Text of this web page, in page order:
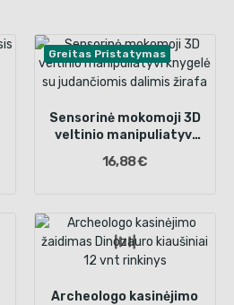
Greitas Pristatymas
Sensorinė mokomoji 3D
veltinio manipuliatyvi
dalimis žirafa
16,88 €
Archeologo kasinėjimo